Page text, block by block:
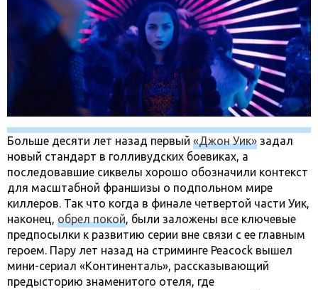
Больше десяти лет назад первый «Джон Уик» задал
новый стандарт в голливудских боевиках, а
последовавшие сиквелы хорошо обозначили контекст
для масштабной франшизы о подпольном мире
киллеров. Так что когда в финале четвертой части Уик,
наконец, обрел покой, были заложены все ключевые
предпосылки к развитию серии вне связи с ее главным
героем. Пару лет назад на стриминге Peacock вышел
мини-сериал «Континенталь», рассказывающий
предысторию знаменитого отеля, где